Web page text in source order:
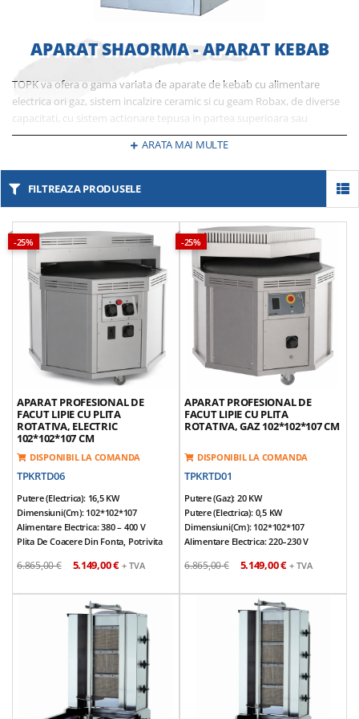
APARAT SHAORMA - APARAT KEBAB
TOPK va ofera o gama variata de aparate de kebab cu alimentare
electrica ori gaz, sistem incalzire ceramic si cu geam Robax, de diverse
capacitati, cu sistem actionare tepusa in partea superioara sau
inferioara ptr intreaga plaja de fast-fooduri indiferent de capacitatea ei.
Alegeti cel mai bun raport calitate pret ptr echipamente produse cu
ultima tehnologie, dedicate nevoilor dvs.`
ARATA MAI MULTE
APARAT PROFESIONAL DE
FACUT LIPIE CU PLITA
ROTATIVA, ELECTRIC
102*102*107 CM
DISPONIBIL LA COMANDA
-25%
TPKRTD06
Putere (Electrica): 16,5 KW
Dimensiuni(cm): 102*102*107
Alimentare Electrica: 380 – 400 V
Plita De Coacere Din Fonta, Potrivita
Constructie Robusta Din Inox
Panou De Control Simplu, Usor De
Rezistentele Special Concepute Gatesc
Produsul Atat Prin Convectie, Cat Si
Prin Transfer Direct De Caldura
Sistem De Incalzire Cu Reglaj Separat
Pentru Zona Superioara Si Inferioara,
Control Optim Al Procesului De
6.865,00 € 5.149,00 € + TVA
APARAT PROFESIONAL DE
FACUT LIPIE CU PLITA
ROTATIVA, GAZ 102*102*107 CM
DISPONIBIL LA COMANDA
-25%
TPKRTD01
Putere (Gaz): 20 KW
Putere (Electrica): 0,5 KW
Dimensiuni(cm): 102*102*107
Alimentare Electrica: 220–230 V
Plita De Coacere Din Fonta, Potrivita
Constructie Robusta Din Inox
Diametrul Plitei De Coacere Este De 90
Panou De Control Simplu, Usor De
Temperatura Reglabila A Plitei;
Posibilitate De Ajustare Separata A
Temperaturii Pentru Grupurile De
6.865,00 € 5.149,00 € + TVA
FILTREAZA PRODUSELE